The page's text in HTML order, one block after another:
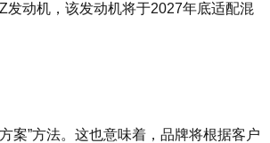
动机，该发动机将于2027年底适配混
案”方法。这也意味着，品牌将根据客户